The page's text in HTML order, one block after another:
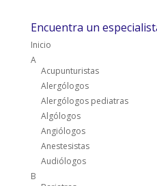
Encuentra un
Inicio
A
Acupunturistas
Alergólogos
Alergólogos pediatras
Algólogos
Angiólogos
Anestesistas
Audiólogos
B